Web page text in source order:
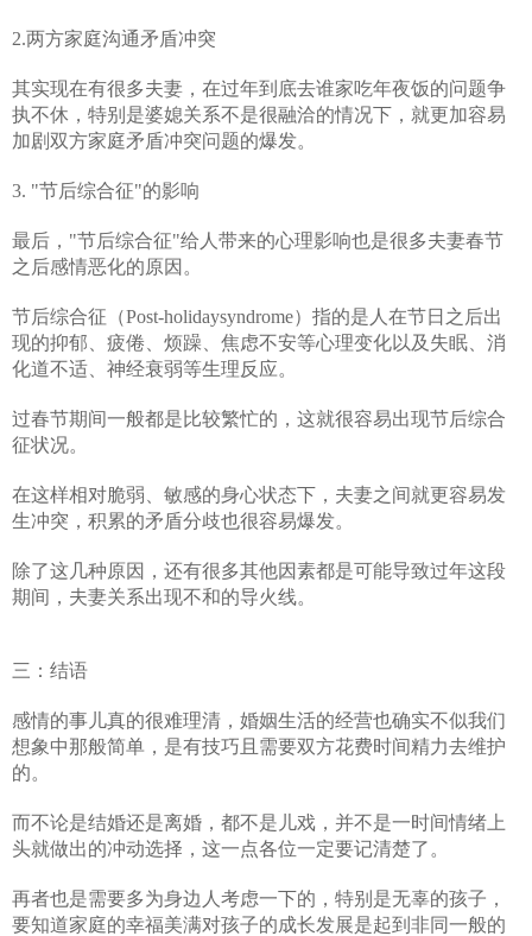
2.两方家庭沟通矛盾冲突
其实现在有很多夫妻，在过年到底去谁家吃年夜饭的问题争
执不休，特别是婆媳关系不是很融洽的情况下，就更加容易
加剧双方家庭矛盾冲突问题的爆发。
3. "节后综合征"的影响
最后，"节后综合征"给人带来的心理影响也是很多夫妻春节
之后感情恶化的原因。
节后综合征（Post-holidaysyndrome）指的是人在节日之后出
现的抑郁、疲倦、烦躁、焦虑不安等心理变化以及失眠、消
化道不适、神经衰弱等生理反应。
过春节期间一般都是比较繁忙的，这就很容易出现节后综合
征状况。
在这样相对脆弱、敏感的身心状态下，夫妻之间就更容易发
生冲突，积累的矛盾分歧也很容易爆发。
除了这几种原因，还有很多其他因素都是可能导致过年这段
期间，夫妻关系出现不和的导火线。
三：结语
感情的事儿真的很难理清，婚姻生活的经营也确实不似我们
想象中那般简单，是有技巧且需要双方花费时间精力去维护
的。
而不论是结婚还是离婚，都不是儿戏，并不是一时间情绪上
头就做出的冲动选择，这一点各位一定要记清楚了。
再者也是需要多为身边人考虑一下的，特别是无辜的孩子，
要知道家庭的幸福美满对孩子的成长发展是起到非同一般的